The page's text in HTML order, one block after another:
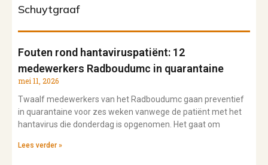
Schuytgraaf
Fouten rond hantaviruspatiënt: 12
medewerkers Radboudumc in quarantaine
mei 11, 2026
Twaalf medewerkers van het Radboudumc gaan preventief
in quarantaine voor zes weken vanwege de patiënt met het
hantavirus die donderdag is opgenomen. Het gaat om
Lees verder »